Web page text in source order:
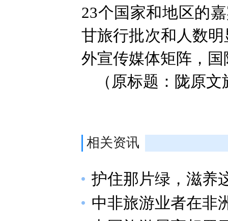
23个国家和地区的
甘旅行批次和人数明
外宣传媒体矩阵，
（原标题：陇原
相关资讯
护住那片绿，滋养
中非旅游业者在非